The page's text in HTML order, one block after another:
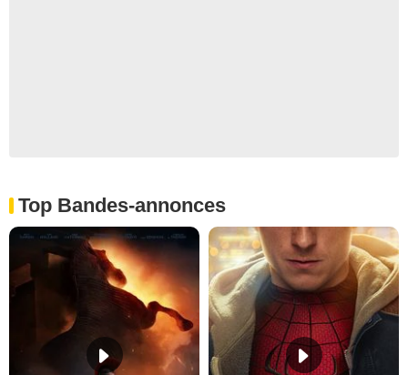
Top Bandes-annonces